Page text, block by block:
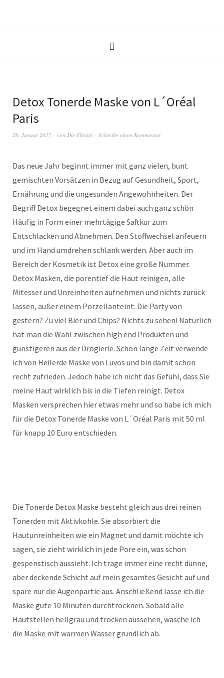
Detox Tonerde Maske von L´Oréal
Paris
26. Januar 2017 von Die Chrissy Schreibe einen Kommentar
Das neue Jahr beginnt immer mit ganz vielen, bunt
gemischten Vorsätzen in Bezug auf Gesundheit, Sport,
Ernährung und die ungesunden Angewohnheiten. Der
Begriff Detox begegnet einem dabei auch ganz schön
Häufig in Form einer mehrtägige Saftkur zum
Entschlacken und Abnehmen. Den Stoffwechsel anfeuern
und im Hand umdrehen schlank werden. Aber auch im
Bereich der Kosmetik ist Detox eine große Nummer.
Detox Masken, die porentief die Haut reinigen, alle
Mitesser und Unreinheiten aufnehmen und nichts zurück
lassen, außer einem Porzellanteint. Die Party von
gestern? Zu viel Bier und Chips? Nichts zu sehen! Natürlich
hat man die Wahl zwischen high end Produkten und
günstigeren aus der Drogierie. Schon lange Zeit verwende
ich von Heilerde Maske von Luvos und bin damit schon
recht zufrieden. Jedoch habe ich nicht das Gefühl, dass Sie
meine Haut wirklich bis in die Tiefen reinigt. Detox
Masken versprechen hier etwas mehr und so habe ich mich
für die Detox Tonerde Maske von L´Oréal Paris mit 50 ml
für knapp 10 Euro entschieden.
Die Tonerde Detox Maske besteht gleich aus drei reinen
Tonerden mit Aktivkohle. Sie absorbiert die
Hautunreinheiten wie ein Magnet und damit möchte ich
sagen, sie zieht wirklich in jede Pore ein, was schon
gespenstisch aussieht. Ich trage immer eine recht dünne,
aber deckende Schicht auf mein gesamtes Gesicht auf und
spare nur die Augenpartie aus. Anschließend lasse ich die
Maske gute 10 Minuten durchtrocknen. Sobald alle
Hautstellen hellgrau und trocken aussehen, wasche ich
die Maske mit warmen Wasser gründlich ab.